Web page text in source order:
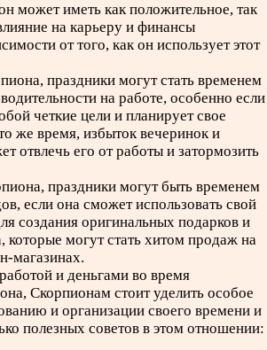
может иметь как положительное, так
на карьеру и финансы
от того, как он использует этот
праздники могут стать временем
на работе, особенно если
четкие цели и планирует свое
же время, избыток вечеринок и
отвлечь его от работы и затормозить
праздники могут быть временем
если она сможет использовать свой
создания оригинальных подарков и
которые могут стать хитом продаж на
магазинах.
и деньгами во время
Скорпионам стоит уделить особое
и организации своего времени и
полезных советов в этом отношении: